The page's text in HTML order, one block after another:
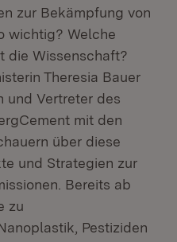
zur Bekämpfung von
wichtig? Welche
die Wissenschaft?
Theresia Bauer
und Vertreter des
mit den
über diese
und Strategien zur
Bereits ab
zu
Pestiziden